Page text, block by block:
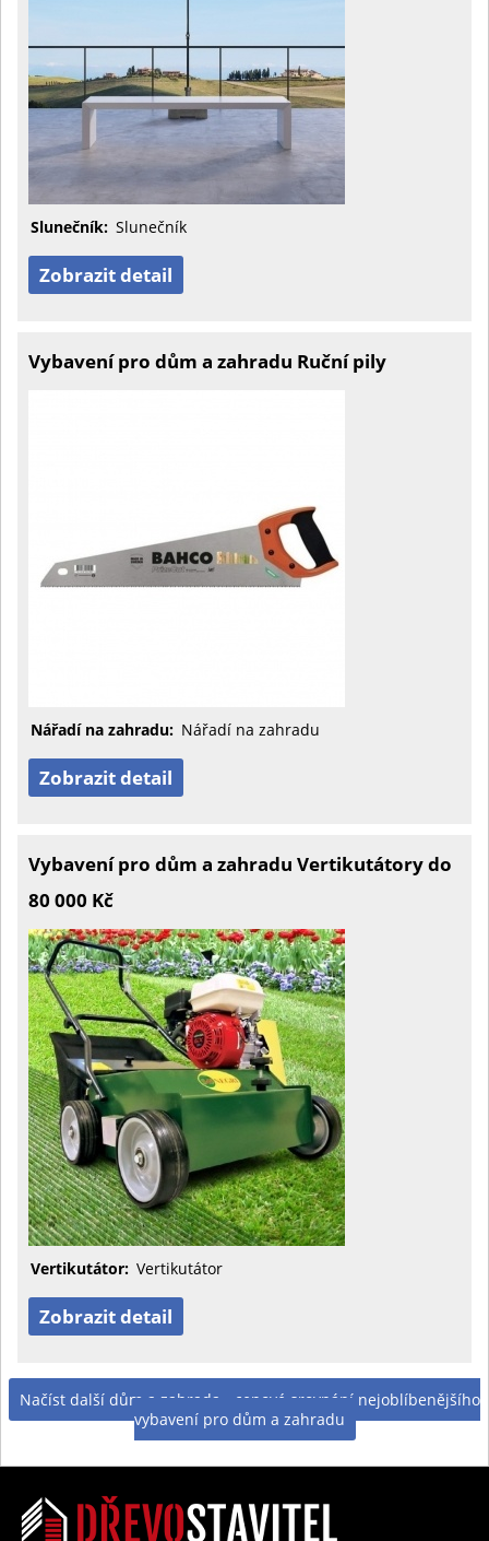
Slunečník: Slunečník
Zobrazit detail
Vybavení pro dům a zahradu Ruční pily
Nářadí na zahradu: Nářadí na zahradu
Zobrazit detail
Vybavení pro dům a zahradu Vertikutátory do
80 000 Kč
Vertikutátor: Vertikutátor
Zobrazit detail
Načíst další dům a zahrada - cenové srovnání nejoblíbenějšího
vybavení pro dům a zahradu